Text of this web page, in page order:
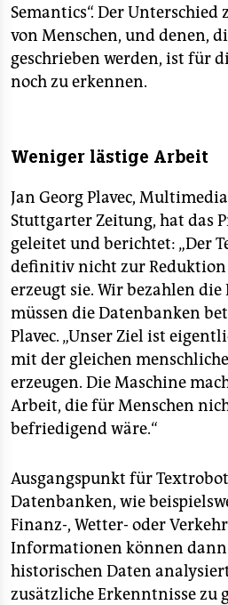
Semantics“. Der Unterschied
von Menschen, und denen,
geschrieben werden, ist für
noch zu erkennen.
Weniger lästige Arbeit
Jan Georg Plavec,
Stuttgarter Zeitung, hat das
geleitet und berichtet: „Der
definitiv nicht zur Reduktion
erzeugt sie. Wir bezahlen
müssen die Datenbanken
Plavec. „Unser Ziel ist
mit der gleichen
erzeugen. Die Maschine
Arbeit, die für Menschen
befriedigend wäre.“
Ausgangspunkt für
Datenbanken, wie
Finanz-, Wetter- oder
Informationen können
historischen Daten
zusätzliche Erkenntnisse zu